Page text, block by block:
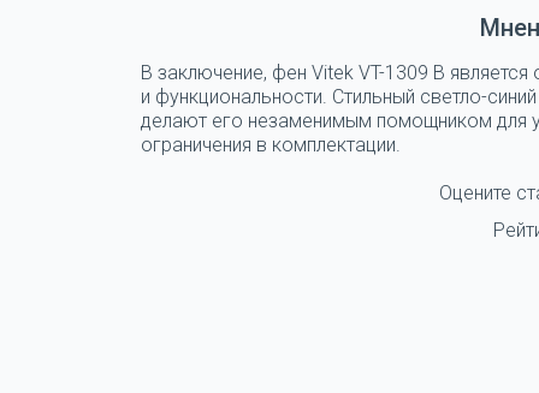
В заключение, фен Vitek VT-1309 B
и функциональности. Стильный светло-
делают его незаменимым помощником для
ограничения в комплектации.
Оцените